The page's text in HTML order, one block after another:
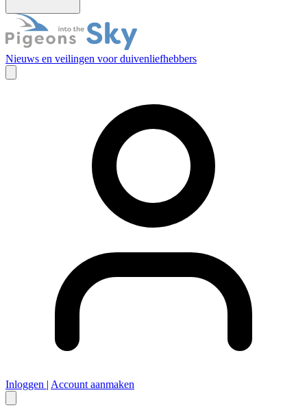
Nieuws en veilingen voor duivenliefhebbers
Inloggen | Account aanmaken